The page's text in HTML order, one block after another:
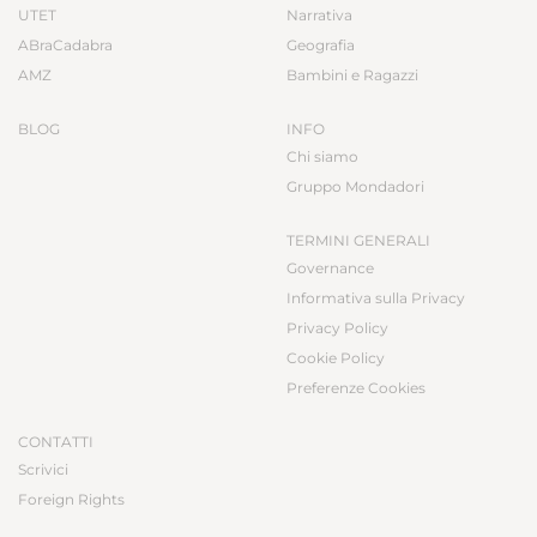
UTET
ABraCadabra
AMZ
BLOG
Narrativa
Geografia
Bambini e Ragazzi
INFO
Chi siamo
Gruppo Mondadori
TERMINI GENERALI
Governance
Informativa sulla Privacy
Privacy Policy
Cookie Policy
Preferenze Cookies
CONTATTI
Scrivici
Foreign Rights